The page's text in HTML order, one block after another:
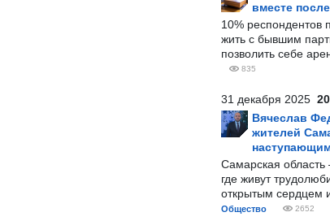
вместе
10% респондентов
жить с бывшим
позволить себе
835
31 декабря 2025
Вячеслав
жителей
Самарская область
где живут
открытым сердцем
Общество 2652